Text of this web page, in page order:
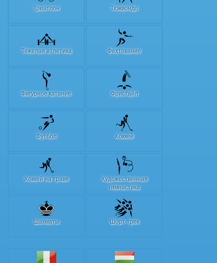
Триатлон Тхэквондо
Тяжелая атлетика Фехтование
Фигурное катание Фристайл
Футбол Хоккей
Хоккей на траве
Художественная
гимнастика
Шахматы Шорт-трек